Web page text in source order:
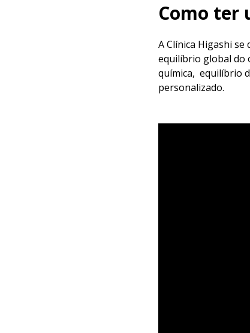
Como ter
A Clínica Higashi
equilíbrio global do
química, equilíbrio
personalizado.